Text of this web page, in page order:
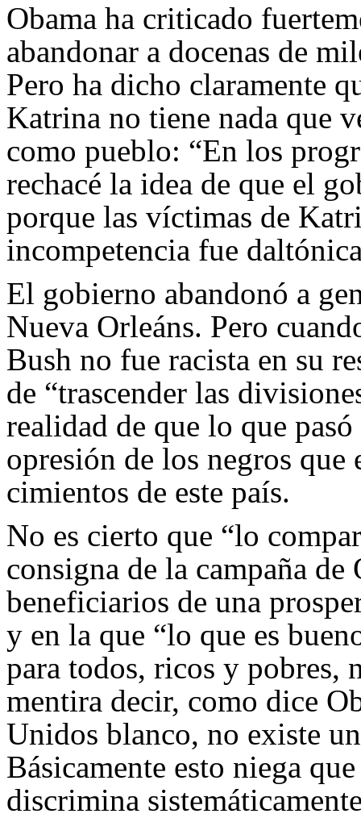
Obama ha criticado
abandonar a docenas de
Pero ha dicho claramente
Katrina no tiene nada que
como pueblo: “En los
rechacé la idea de que el
porque las víctimas de
incompetencia fue
El gobierno abandonó a
Nueva Orleáns. Pero
Bush no fue racista en su
de “trascender las
realidad de que lo que
opresión de los negros que
cimientos de este país.
No es cierto que “lo
consigna de la campaña
beneficiarios de una
y en la que “lo que es
para todos, ricos y pobres,
mentira decir, como dice
Unidos blanco, no existe
Básicamente esto niega
discrimina